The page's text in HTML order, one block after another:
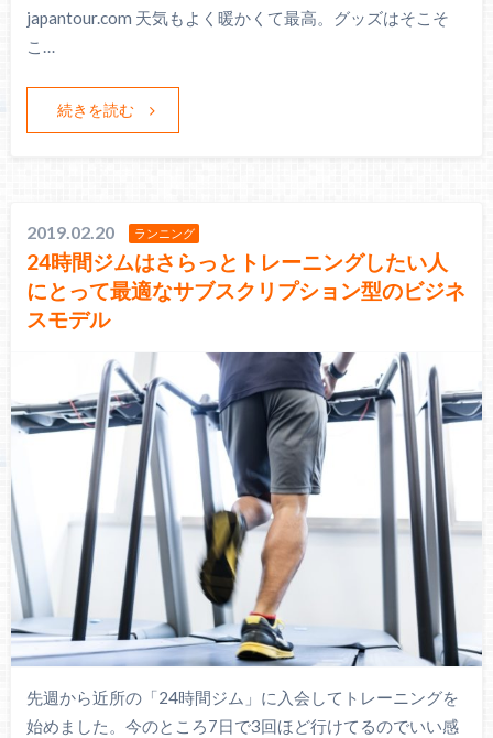
japantour.com 天気もよく暖かくて最高。グッズはそこそ
こ…
続きを読む
2019.02.20 ランニング
24時間ジムはさらっとトレーニングしたい人
にとって最適なサブスクリプション型のビジネ
スモデル
先週から近所の「24時間ジム」に入会してトレーニングを
始めました。今のところ7日で3回ほど行けてるのでいい感